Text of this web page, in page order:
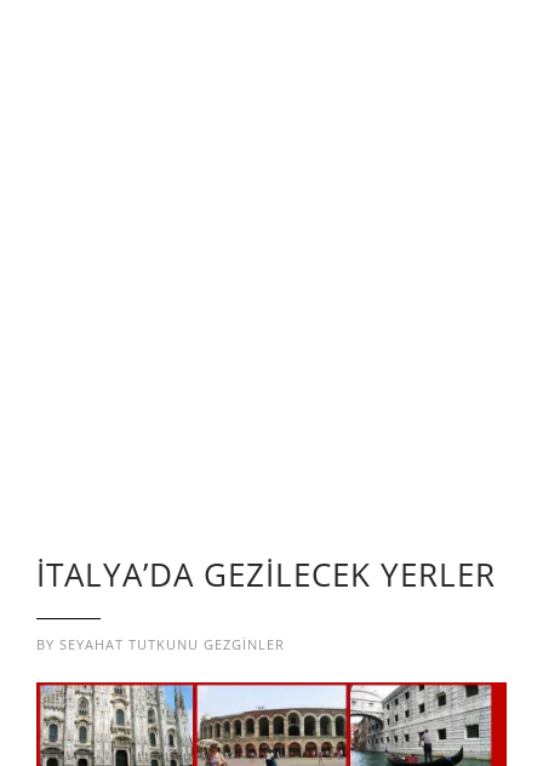
İTALYA’DA GEZİLECEK YERLER
BY SEYAHAT TUTKUNU GEZGINLER